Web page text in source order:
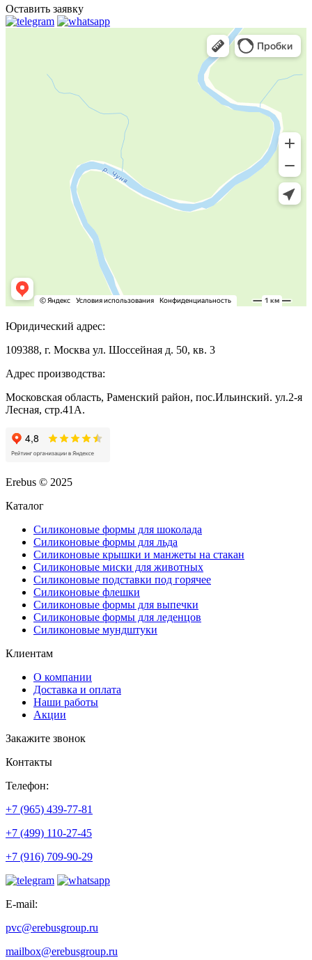
Оставить заявку
Юридический адрес:
109388, г. Москва ул. Шоссейная д. 50, кв. 3
Адрес производства:
Московская область, Раменский район, пос.Ильинский. ул.2-я
Лесная, стр.41А.
Erebus © 2025
Каталог
Силиконовые формы для шоколада
Силиконовые формы для льда
Силиконовые крышки и манжеты на стакан
Силиконовые миски для животных
Силиконовые подставки под горячее
Силиконовые флешки
Силиконовые формы для выпечки
Силиконовые формы для леденцов
Силиконовые мундштуки
Клиентам
О компании
Доставка и оплата
Наши работы
Акции
Закажите звонок
Контакты
Телефон:
+7 (965) 439-77-81
+7 (499) 110-27-45
+7 (916) 709-90-29
E-mail:
pvc@erebusgroup.ru
mailbox@erebusgroup.ru